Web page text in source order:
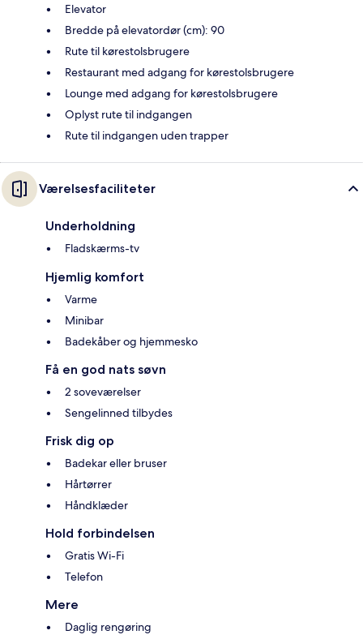
Elevator
Bredde på elevatordør (cm): 90
Rute til kørestolsbrugere
Restaurant med adgang for kørestolsbrugere
Lounge med adgang for kørestolsbrugere
Oplyst rute til indgangen
Rute til indgangen uden trapper
Værelsesfaciliteter
Underholdning
Fladskærms-tv
Hjemlig komfort
Varme
Minibar
Badekåber og hjemmesko
Få en god nats søvn
2 soveværelser
Sengelinned tilbydes
Frisk dig op
Badekar eller bruser
Hårtørrer
Håndklæder
Hold forbindelsen
Gratis Wi-Fi
Telefon
Mere
Daglig rengøring